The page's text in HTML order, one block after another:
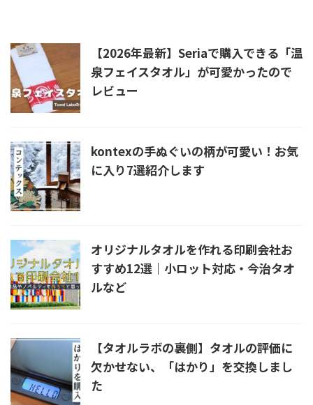
【2026年最新】Seriaで購入できる「温
泉フェイスタオル」が可愛かったので
レビュー
kontexの手ぬぐいの柄が可愛い！お気
に入り7選紹介します
オリジナルタオルを作れる印刷会社お
すすめ12選｜小ロット対応・今治タオ
ルなど
【タオルラボの裏側】タオルの評価に
欠かせない、「はかり」を交換しまし
た